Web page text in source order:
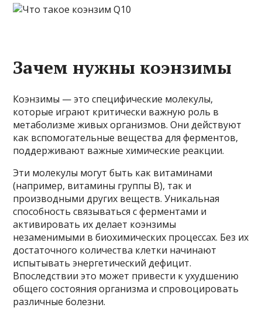
Зачем нужны коэнзимы
Коэнзимы — это специфические молекулы,
которые играют критически важную роль в
метаболизме живых организмов. Они действуют
как вспомогательные вещества для ферментов,
поддерживают важные химические реакции.
Эти молекулы могут быть как витаминами
(например, витамины группы B), так и
производными других веществ. Уникальная
способность связываться с ферментами и
активировать их делает коэнзимы
незаменимыми в биохимических процессах. Без их
достаточного количества клетки начинают
испытывать энергетический дефицит.
Впоследствии это может привести к ухудшению
общего состояния организма и спровоцировать
различные болезни.